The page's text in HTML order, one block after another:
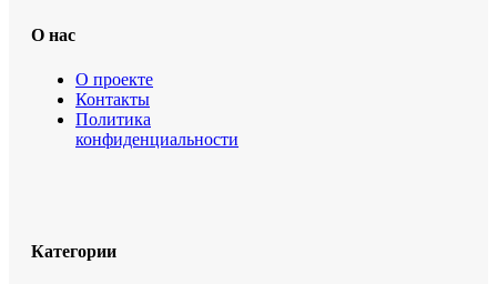
О нас
О проекте
Контакты
Политика
конфиденциальности
Категории